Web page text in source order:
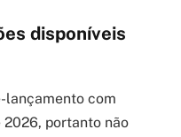
disponíveis
lançamento com
portanto não